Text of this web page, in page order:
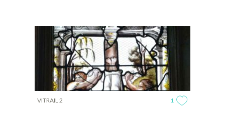
VITRAIL 2 1